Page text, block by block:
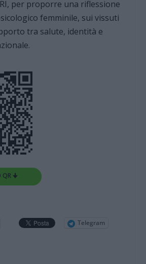
per proporre una riflessione
femminile, sui vissuti
tra salute, identità e
QR 🠋
Telegram